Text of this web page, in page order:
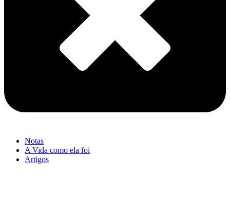
Notas
A Vida como ela foi
Artigos